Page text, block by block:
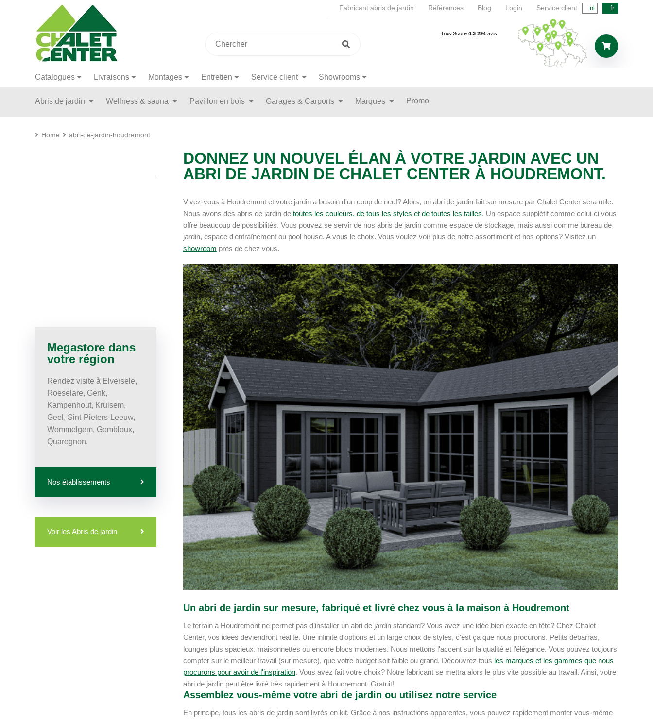
Fabricant abris de jardin Références Blog Login Service client nl fr
Catalogues Livraisons Montages Entretien Service client Showrooms
Abris de jardin Wellness & sauna Pavillon en bois Garages & Carports Marques Promo
Home abri-de-jardin-houdremont
Megastore dans
votre région
Rendez visite à Elversele,
Roeselare, Genk,
Kampenhout, Kruisem,
Geel, Sint-Pieters-Leeuw,
Wommelgem, Gembloux,
Quaregnon.
Nos établissements
Voir les Abris de jardin
DONNEZ UN NOUVEL ÉLAN À VOTRE JARDIN AVEC UN
ABRI DE JARDIN DE CHALET CENTER À HOUDREMONT.
Vivez-vous à Houdremont et votre jardin a besoin d'un coup de neuf? Alors, un abri de jardin fait sur mesure par Chalet Center sera utile.
Nous avons des abris de jardin de toutes les couleurs, de tous les styles et de toutes les tailles. Un espace supplétif comme celui-ci vous
offre beaucoup de possibilités. Vous pouvez se servir de nos abris de jardin comme espace de stockage, mais aussi comme bureau de
jardin, espace d'entraînement ou pool house. A vous le choix. Vous voulez voir plus de notre assortiment et nos options? Visitez un
showroom près de chez vous.
Un abri de jardin sur mesure, fabriqué et livré chez vous à la maison à Houdremont
Le terrain à Houdremont ne permet pas d’installer un abri de jardin standard? Vous avez une idée bien exacte en tête? Chez Chalet
Center, vos idées deviendront réalité. Une infinité d'options et un large choix de styles, c'est ça que nous procurons. Petits débarras,
lounges plus spacieux, maisonnettes ou encore blocs modernes. Nous mettons l'accent sur la qualité et l'élégance. Vous pouvez toujours
compter sur le meilleur travail (sur mesure), que votre budget soit faible ou grand. Découvrez tous les marques et les gammes que nous
procurons pour avoir de l'inspiration. Vous avez fait votre choix? Notre fabricant se mettra alors le plus vite possible au travail. Ainsi, votre
abri de jardin peut être livré très rapidement à Houdremont. Gratuit!
Assemblez vous-même votre abri de jardin ou utilisez notre service
En principe, tous les abris de jardin sont livrés en kit. Grâce à nos instructions apparentes, vous pouvez rapidement monter vous-même